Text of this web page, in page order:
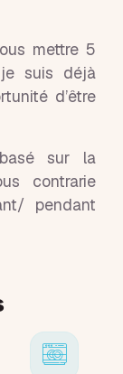
mettre 5
suis déjà
d’être
sur la
contrarie
pendant